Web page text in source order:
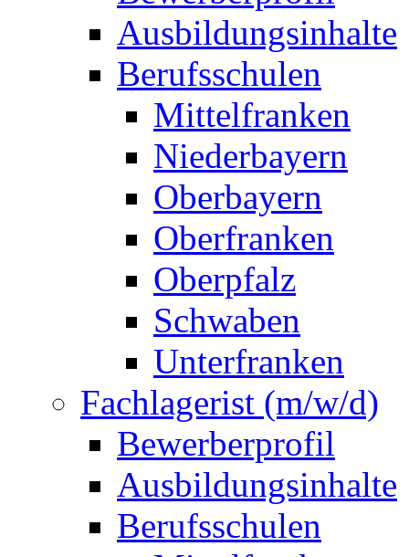
Ausbildungsinhalte
Berufsschulen
Mittelfranken
Niederbayern
Oberbayern
Oberfranken
Oberpfalz
Schwaben
Unterfranken
Fachlagerist (m/w/d)
Bewerberprofil
Ausbildungsinhalte
Berufsschulen